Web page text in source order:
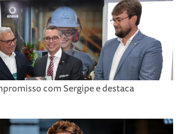
com Sergipe e destaca